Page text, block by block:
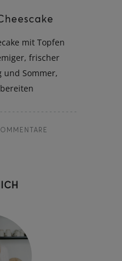
mit Topfen
frischer
und Sommer,